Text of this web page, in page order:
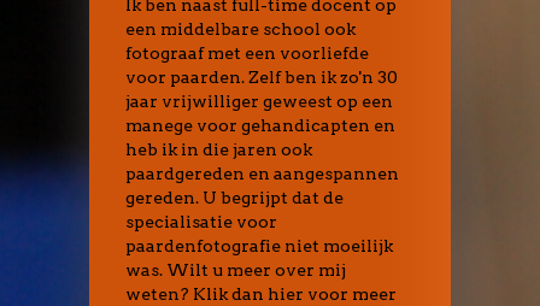
Ik ben naast full-time docent op
een middelbare school ook
fotograaf met een voorliefde
voor paarden. Zelf ben ik zo'n 30
jaar vrijwilliger geweest op een
manege voor gehandicapten en
heb ik in die jaren ook
paardgereden en aangespannen
gereden. U begrijpt dat de
specialisatie voor
paardenfotografie niet moeilijk
was. Wilt u meer over mij
weten? Klik dan hier voor meer